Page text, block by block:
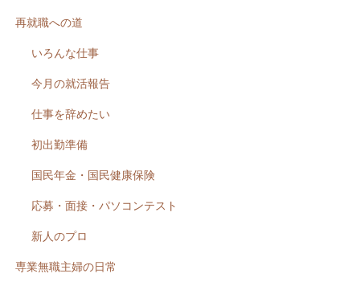
再就職への道
いろんな仕事
今月の就活報告
仕事を辞めたい
初出勤準備
国民年金・国民健康保険
応募・面接・パソコンテスト
新人のプロ
専業無職主婦の日常